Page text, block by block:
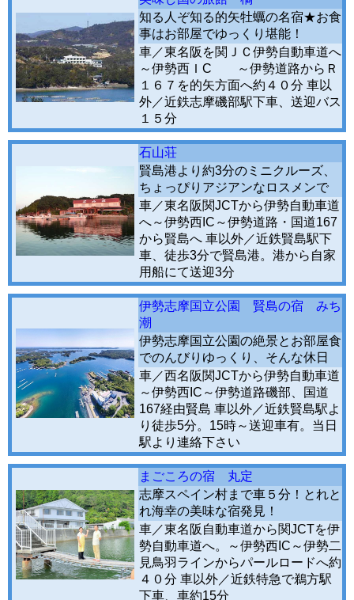
知る人ぞ知る的矢牡蠣の名宿★お食
事はお部屋でゆっくり堪能！
車／東名阪を関ＪＣ伊勢自動車道へ
～伊勢西ＩC ～伊勢道路からＲ
１６７を的矢方面へ約４０分 車以
外／近鉄志摩磯部駅下車、送迎バス
１５分
石山荘
賢島港より約3分のミニクルーズ、
ちょっぴりアジアンなロスメンで
車／東名阪関JCTから伊勢自動車道
へ～伊勢西IC～伊勢道路・国道167
から賢島へ 車以外／近鉄賢島駅下
車、徒歩3分で賢島港。港から自家
用船にて送迎3分
伊勢志摩国立公園 賢島の宿 みち
潮
伊勢志摩国立公園の絶景とお部屋食
でのんびりゆっくり、そんな休日
車／西名阪関JCTから伊勢自動車道
～伊勢西IC～伊勢道路磯部、国道
167経由賢島 車以外／近鉄賢島駅よ
り徒歩5分。15時～送迎車有。当日
駅より連絡下さい
まごころの宿 丸定
志摩スペイン村まで車５分！とれと
れ海幸の美味な宿発見！
車／東名阪自動車道から関JCTを伊
勢自動車道へ。～伊勢西IC～伊勢二
見鳥羽ラインからパールロードへ約
４０分 車以外／近鉄特急で鵜方駅
下車、車約15分